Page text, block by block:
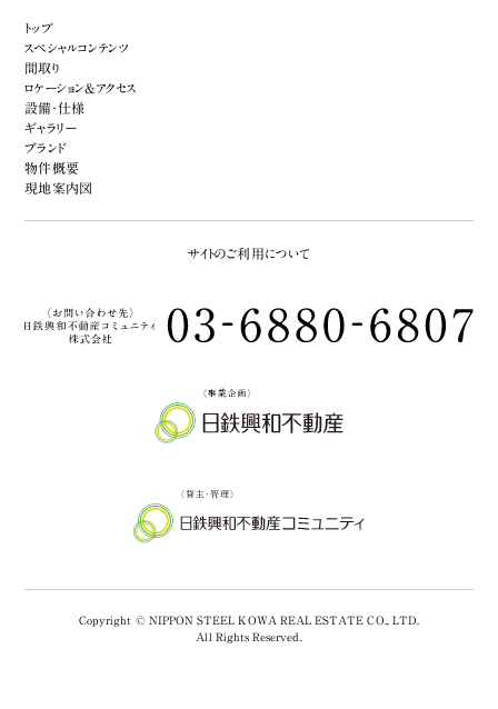
トップ
スペシャルコンテンツ
間取り
ロケーション&アクセス
設備・仕様
ギャラリー
ブランド
物件概要
現地案内図
サイトのご利用について
Copyright © NIPPON STEEL KOWA REAL ESTATE CO., LTD.
All Rights Reserved.